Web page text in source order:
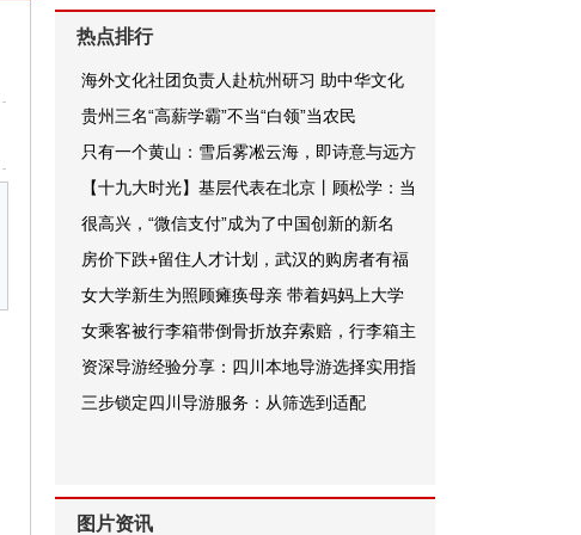
热点排行
海外文化社团负责人赴杭州研习 助中华文化
贵州三名“高薪学霸”不当“白领”当农民
只有一个黄山：雪后雾凇云海，即诗意与远方
【十九大时光】基层代表在北京丨顾松学：当
很高兴，“微信支付”成为了中国创新的新名
房价下跌+留住人才计划，武汉的购房者有福
女大学新生为照顾瘫痪母亲 带着妈妈上大学
女乘客被行李箱带倒骨折放弃索赔，行李箱主
资深导游经验分享：四川本地导游选择实用指
三步锁定四川导游服务：从筛选到适配
图片资讯